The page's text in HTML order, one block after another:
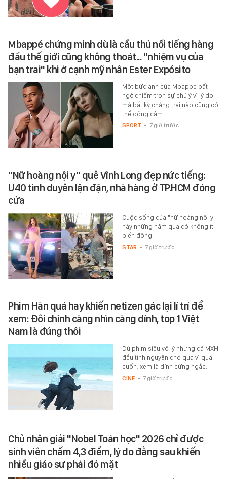
Mbappé chứng minh dù là cầu thủ nổi tiếng hàng
đầu thế giới cũng không thoát... "nhiệm vụ của
bạn trai" khi ở cạnh mỹ nhân Ester Expósito
Một bức ảnh của Mbappe bất
ngờ chiếm trọn sự chú ý vì lý do
mà bất kỳ chàng trai nào cũng có
thể đồng cảm.
SPORT - 7 giờ trước
"Nữ hoàng nội y" quê Vĩnh Long đẹp nức tiếng:
U40 tình duyên lận đận, nhà hàng ở TP.HCM đóng
cửa
Cuộc sống của "nữ hoàng nội y"
này những năm qua có không ít
biến động.
STAR - 7 giờ trước
Phim Hàn quá hay khiến netizen gác lại lí trí để
xem: Đôi chính càng nhìn càng dính, top 1 Việt
Nam là đúng thôi
Dù phim siêu vô lý nhưng cả MXH
đều tình nguyện cho qua vì quá
cuốn, xem là dính cứng ngắc.
CINE - 7 giờ trước
Chủ nhân giải "Nobel Toán học" 2026 chỉ được
sinh viên chấm 4,3 điểm, lý do đằng sau khiến
nhiều giáo sư phải đỏ mặt